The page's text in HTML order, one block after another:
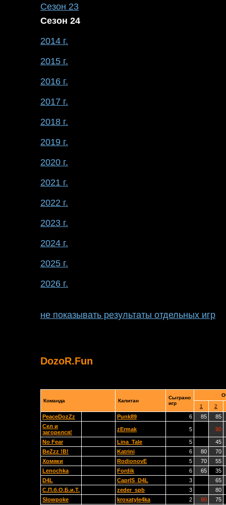
Сезон 23
Сезон 24
2014 г.
2015 г.
2016 г.
2017 г.
2018 г.
2019 г.
2020 г.
2021 г.
2022 г.
2023 г.
2024 г.
2025 г.
2026 г.
не показывать результаты отдельных игр
DozoR.Fun
Команда Капитан
Сыграно
игр
1
2
PeaceDozZz Punk89 6 85
85
Сел и
загорелся!
zErmak 5 90
No Fear Lina_Tale 5
45
BeZzz !B!
Katrini 6 80
70
Хомяки
RodionovE 5 70
55
Lenochka
Fordik 6 65
35
D4L
CaprIS_D4L 3
65
С.П.б.О.Б.и.Т.
zeder_spb 3
80
Slowpoke
kroxatyle4ka 2 90
75